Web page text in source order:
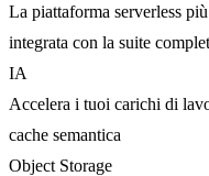
La piattaforma serverless
integrata con la suite
IA
Accelera i tuoi carichi di
cache semantica
Object Storage